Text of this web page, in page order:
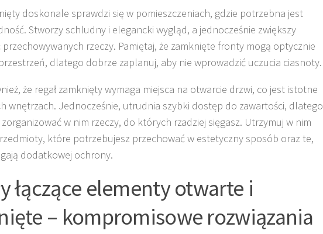
doskonale sprawdzi się w pomieszczeniach, gdzie potrzebna jest
Stworzy schludny i elegancki wygląd, a jednocześnie zwiększy
rzeczy. Pamiętaj, że zamknięte fronty mogą optycznie
dlatego dobrze zaplanuj, aby nie wprowadzić uczucia ciasnoty.
że regał zamknięty wymaga miejsca na otwarcie drzwi, co jest istotne
wnętrzach. Jednocześnie, utrudnia szybki dostęp do zawartości, dlatego
w nim rzeczy, do których rzadziej sięgasz. Utrzymuj w nim
które potrzebujesz przechować w estetyczny sposób oraz te,
dodatkowej ochrony.
łączące elementy otwarte i
– kompromisowe rozwiązania